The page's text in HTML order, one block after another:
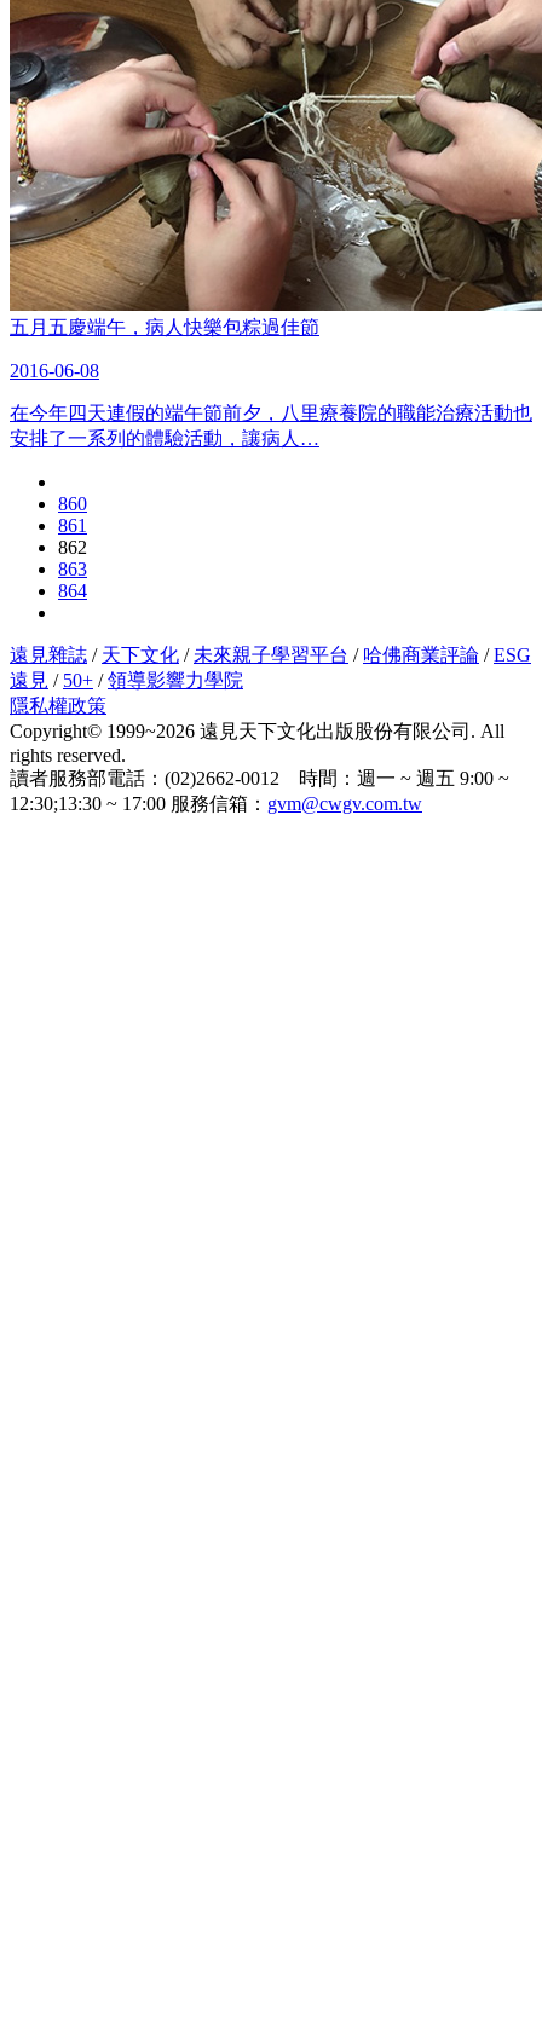
五月五慶端午，病人快樂包粽過佳節
2016-06-08
在今年四天連假的端午節前夕，八里療養院的職能治療活動也
安排了一系列的體驗活動，讓病人…
860
861
862
863
864
遠見雜誌 / 天下文化 / 未來親子學習平台 / 哈佛商業評論 /ESG
遠見 / 50+ /領導影響力學院
隱私權政策
Copyright© 1999~2026 遠見天下文化出版股份有限公司. All
rights reserved.
讀者服務部電話：(02)2662-0012 時間：週一 ~ 週五 9:00 ~
12:30;13:30 ~ 17:00 服務信箱： gvm@cwgv.com.tw